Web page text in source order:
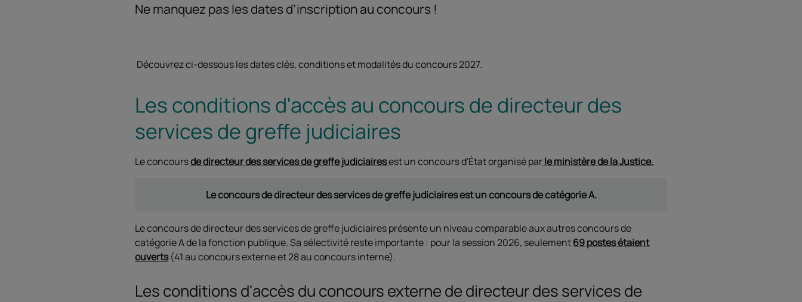
Ne manquez pas les dates d’inscription au concours !
Découvrez ci-dessous les dates clés, conditions et modalités du concours 2027.
Les conditions d'accès au concours de directeur des
services de greffe judiciaires
Le concoursde directeur des services de greffe judiciairesest un concours d'État organisé parle ministère de la Justice.
Le concours de directeur des services de greffe judiciaires est un concours de catégorie A.
Le concours de directeur des services de greffe judiciaires présente un niveau comparable aux autres concours de
catégorie A de la fonction publique. Sa sélectivité reste importante : pour la session 2026, seulement69 postes étaient
ouverts(41 au concours externe et 28 au concours interne).
Les conditions d'accès du concours externe de directeur des services de